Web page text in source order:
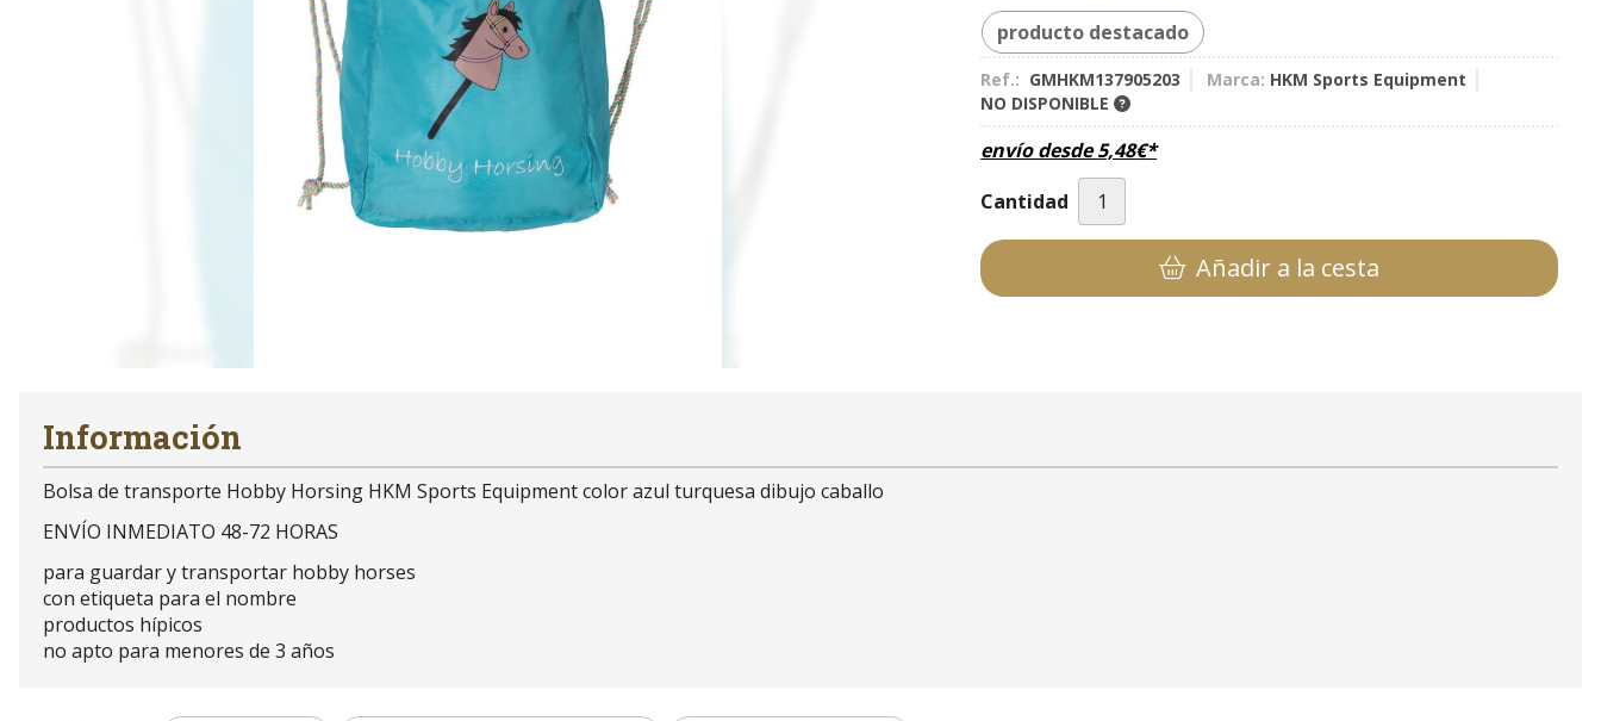
producto destacado
Ref.: GMHKM137905203 Marca: HKM Sports Equipment
NO DISPONIBLE
envío desde5,48€*
Cantidad
Añadir a la cesta
Información
Bolsa de transporte Hobby Horsing HKM Sports Equipment color azul turquesa dibujo caballo
ENVÍO INMEDIATO 48-72 HORAS
para guardar y transportar hobby horses
con etiqueta para el nombre
productos hípicos
no apto para menores de 3 años